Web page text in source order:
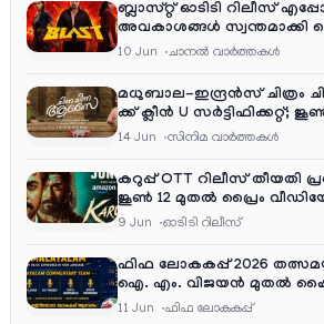
ബ്ലാസ്റ്റ് ഓടിടി റിലീസ്
അവകാശങ്ങൾ സ്വന്തമാക്കി
10 Jun ചാനല്‍ വാര്‍ത്തകള്‍
മധുബാല-ഇന്ദ്രൻസ് ചിത്രം
ക്ക് ക്ലീൻ U
റിലീസ്
14 Jun സിനിമ വാര്‍ത്തകള്‍
കറുപ്പ് OTT റിലീസ് തീയതി
ജൂൺ 12 മുതൽ പ്രൈം
9 Jun ഓടിടി റിലീസ്
ഫിഫ ലോകകപ്പ് 2026
ഐ. എം. വിജയൻ മുതൽ
വരെ കമന്ററി സംഘത്തിൽ
11 Jun ഫിഫ ലോകകപ്പ്